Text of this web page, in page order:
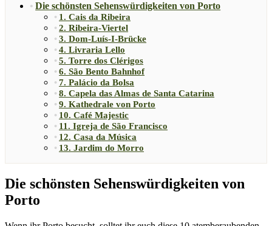
Die schönsten Sehenswürdigkeiten von Porto
1. Cais da Ribeira
2. Ribeira-Viertel
3. Dom-Luís-I-Brücke
4. Livraria Lello
5. Torre dos Clérigos
6. São Bento Bahnhof
7. Palácio da Bolsa
8. Capela das Almas de Santa Catarina
9. Kathedrale von Porto
10. Café Majestic
11. Igreja de São Francisco
12. Casa da Música
13. Jardim do Morro
Die schönsten Sehenswürdigkeiten von
Porto